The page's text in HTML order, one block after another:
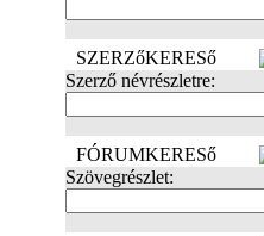
SZERZőKERESő
Szerző névrészletre:
FÓRUMKERESő
Szövegrészlet: